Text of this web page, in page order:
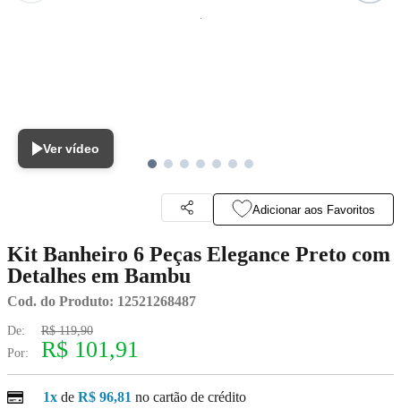
Ver vídeo
Adicionar aos Favoritos
Kit Banheiro 6 Peças Elegance Preto com
Detalhes em Bambu
Cod. do Produto: 12521268487
De:
R$ 119,90
Por:
R$ 101,91
1x de R$ 96,81 no cartão de crédito